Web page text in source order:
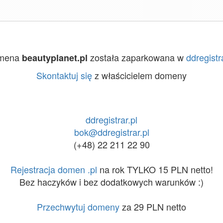
beautyplanet.pl została zaparkowana w
Skontaktuj sięz właścicielem domeny
ddregistrar.pl
bok@ddregistrar.pl
(+48) 22 211 22 90
Rejestracja domen .pl na rok TYLKO 15 PLN netto!
Bez haczyków i bez dodatkowych warunków :)
Przechwytuj domenyza 29 PLN netto